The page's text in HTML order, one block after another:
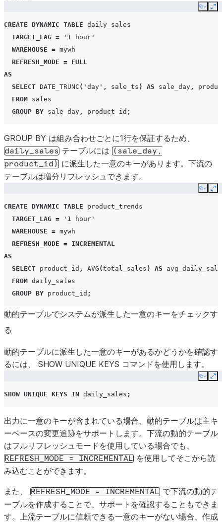
Copy
CREATE DYNAMIC TABLE daily_sales
TARGET_LAG =
'1 hour'
WAREHOUSE = mywh
REFRESH_MODE = FULL
AS
SELECT DATE_TRUNC ( 'day' , sale_ts ) AS sale_day ,
FROM sales
GROUP BY sale_day , product_id ;
GROUP BY は組み合わせごとに1行を保証するため、
daily_sales テーブルには
(sale_day,
product_id)
に派生した一意のキーがあります。下流の
テーブルは増分リフレッシュできます。
Copy
CREATE DYNAMIC TABLE
product_trends
TARGET_LAG =
'1 hour'
WAREHOUSE = mywh
REFRESH_MODE = INCREMENTAL
AS
SELECT product_id , AVG (total_sales ) AS
FROM daily_sales
GROUP BY product_id ;
動的テーブルでシステムが派生した一意のキーをチェックす
る
動的テーブルに派生した一意のキーがあるかどうかを確認す
るには、 SHOW UNIQUE KEYS コマンドを使用します。
Copy
SHOW UNIQUE KEYS IN daily_sales ;
出力に一意のキーが含まれている場合、動的テーブルは主キ
ーベースの変更追跡をサポートします。下流の動的テーブル
はフルリフレッシュモードを使用している場合でも、
REFRESH_MODE = INCREMENTAL を使用してそこから読
み込むことができます。
また、 REFRESH_MODE = INCREMENTAL で下流の動的テ
ーブルを作成することで、サポートを確認することもできま
す。上流テーブルに信頼できる一意のキーがない場合、作成